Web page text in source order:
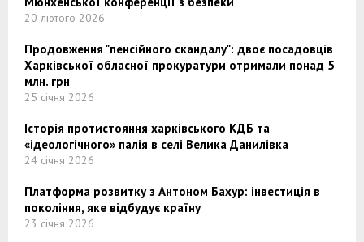
20 лютого 2026
Продовження "пенсійного скандалу": двоє посадовців
Харківської обласної прокуратури отримали понад 5
млн. грн
25 січня 2026
Історія протистояння харківського КДБ та
«ідеологічного» палія в селі Велика Данилівка
24 січня 2026
Платформа розвитку з Антоном Бахур: інвестиція в
покоління, яке відбудує країну
23 січня 2026